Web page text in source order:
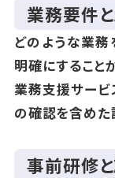
業務要件
どのような業務
明確にすること
業務支援サービ
の確認を含めた
事前研修